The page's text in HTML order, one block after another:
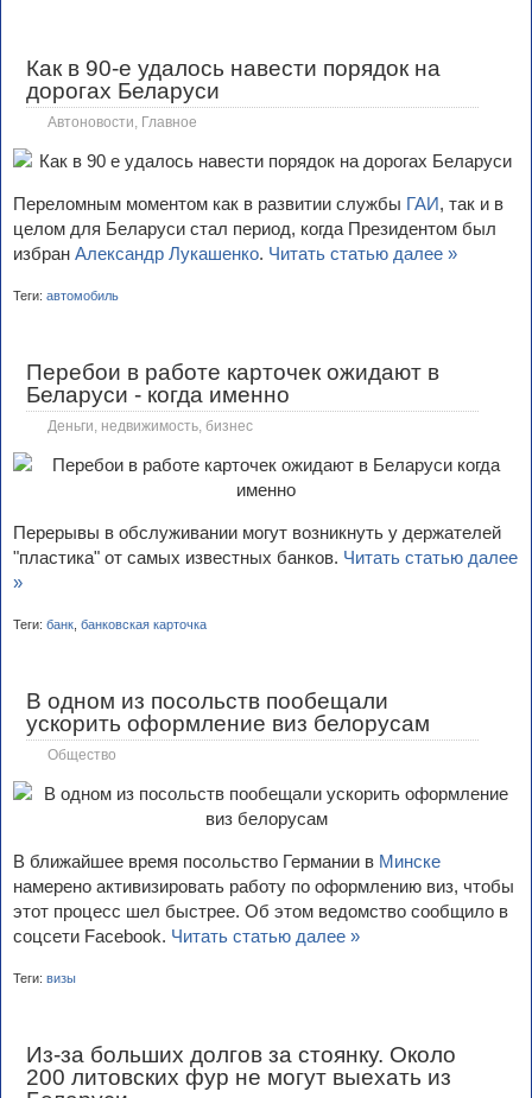
Как в 90-е удалось навести порядок на
дорогах Беларуси
Автоновости Главное
Переломным моментом как в развитии службы ГАИ, так и в
целом для Беларуси стал период, когда Президентом был
избран Александр Лукашенко. Читать статью далее »
Теги: автомобиль
Перебои в работе карточек ожидают в
Беларуси - когда именно
Деньги, недвижимость, бизнес
Перерывы в обслуживании могут возникнуть у держателей
"пластика" от самых известных банков. Читать статью далее
»
Теги: банк банковская карточка
В одном из посольств пообещали
ускорить оформление виз белорусам
Общество
В ближайшее время посольство Германии в Минске
намерено активизировать работу по оформлению виз, чтобы
этот процесс шел быстрее. Об этом ведомство сообщило в
соцсети Facebook. Читать статью далее »
Теги: визы
Из-за больших долгов за стоянку. Около
200 литовских фур не могут выехать из